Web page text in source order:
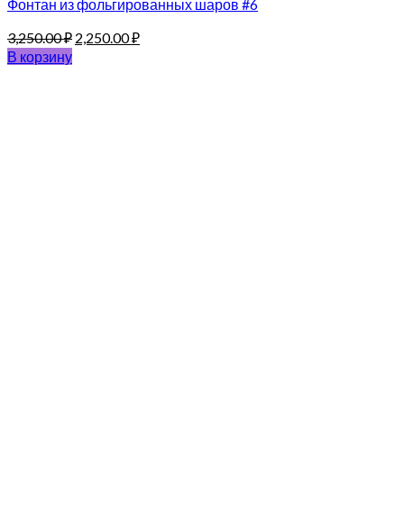
Фонтан из фольгированных шаров #6
3,250.00₽ 2,250.00₽
В корзину